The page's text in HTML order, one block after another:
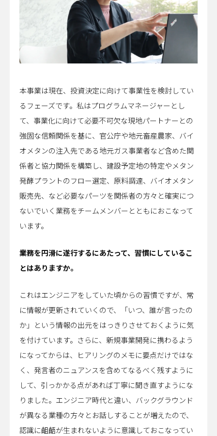
本事業は現在、投資決定に向けて事業性を検討してい
るフェーズです。私はプログラムマネージャーとし
て、事業化に向けて必要不可欠な現地パートナーとの
強固な信頼関係を基に、官公庁や地元畜産農家、バイ
オメタンの注入先である地元ガス事業者など含めた関
係者と協力関係を構築し、建設予定地の特定やメタン
発酵プラントのフロー選定、原料調達、バイオメタン
販売先、など必要なパーツを関係者の方々と確実につ
ないでいく業務をチームメンバーとともにおこなって
います。
――業務を円滑に遂行するにあたって、習慣にしているこ
とはありますか。
これはエンジニアをしていた頃からの習慣ですが、常
に情報が更新されていくので、「いつ、誰が言ったの
か」という情報の出元をはっきりさせておくように気
を付けています。さらに、新規事業開発に携わるよう
になってからは、ヒアリングのメモに要点だけではな
く、発言者のニュアンスを含めてなるべく残すように
して、引っかかる点があれば丁寧に聞き直すようにな
りました。エンジニア時代と違い、バックグラウンド
が異なる業種の方々とお話しすることが増えたので、
認識に齟齬が生まれないように意識しておこなってい